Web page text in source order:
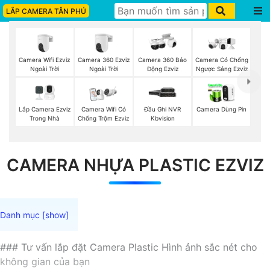
LẮP CAMERA TÂN PHÚ
Camera Wifi Ezviz
Ngoài Trời
Camera 360 Ezviz
Ngoài Trời
Camera 360 Báo
Động Ezviz
Camera Có Chống
Ngược Sáng Ezviz
Lắp Camera Ezviz
Trong Nhà
Camera Wifi Có
Chống Trộm Ezviz
Đầu Ghi NVR
Kbvision
Camera Dùng Pin
CAMERA NHỰA PLASTIC EZVIZ
### Tư vấn lắp đặt Camera Plastic Hình ảnh sắc nét cho
không gian của bạn